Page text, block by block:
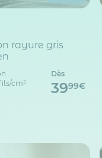
rayure gris
cm²
Dès
3999€